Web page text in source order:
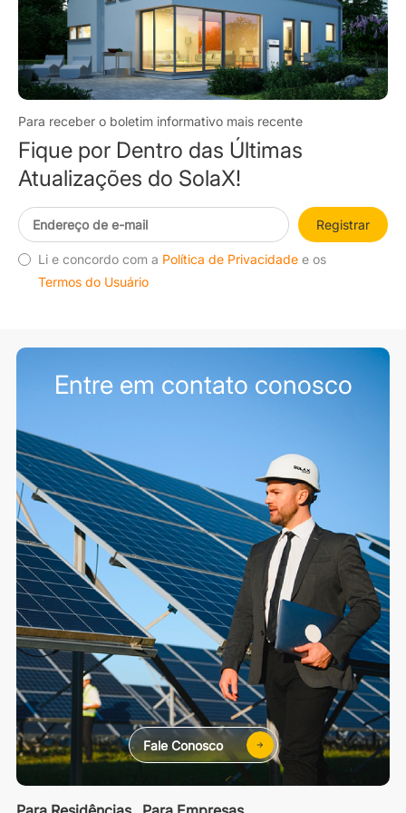
Para receber o boletim informativo mais recente
Fique por Dentro das Últimas
Atualizações do SolaX!
Registrar
Li e concordo com a Política de Privacidade e os
Termos do Usuário
Entre em contato conosco
Fale Conosco